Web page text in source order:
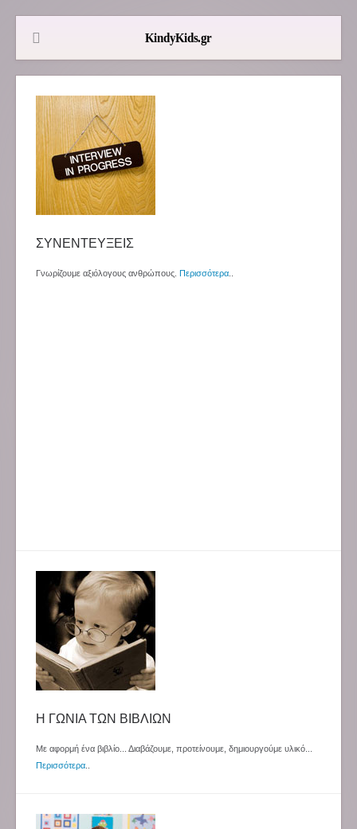
ΣΥΝΕΝΤΕΥΞΕΙΣ
Γνωρίζουμε αξιόλογους ανθρώπους. Περισσότερα
Η ΓΩΝΙΑ ΤΩΝ ΒΙΒΛΙΩΝ
Με αφορμή ένα βιβλίο... Διαβάζουμε, προτείνουμε, δημιουργούμε υλικό...
Περισσότερα